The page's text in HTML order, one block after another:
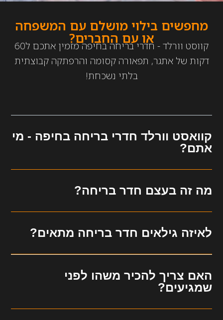
מחפשים בילוי מושלם עם המשפחה
או עם החברים?
קווסט וורלד - חדרי בריחה בחיפה מזמין אתכם ל60
דקות של אתגר, תפאורה קסומה והרפתקה קבוצתית
בלתי נשכחת!
קוואסט וורלד חדרי בריחה בחיפה - מי
אתם?
מה זה בעצם חדר בריחה?
לאיזה גילאים חדר בריחה מתאים?
האם צריך להכיר משהו לפני
שמגיעים?